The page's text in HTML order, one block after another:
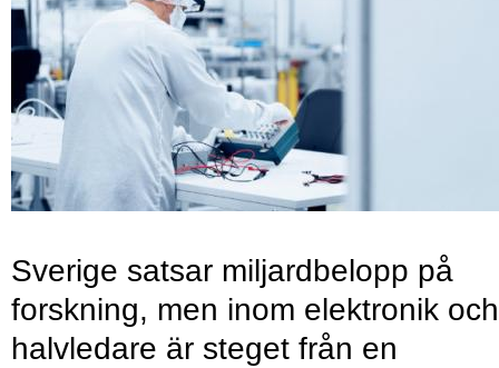
Sverige satsar miljardbelopp på
forskning, men inom elektronik och
halvledare är steget från en